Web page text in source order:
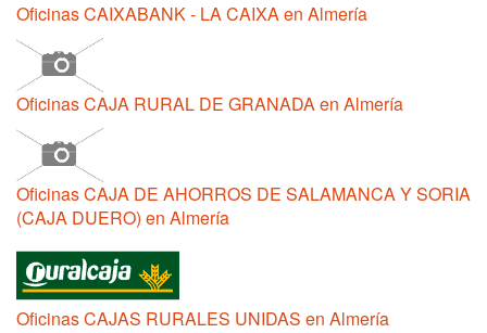
Oficinas CAIXABANK - LA CAIXA en Almería
Oficinas CAJA RURAL DE GRANADA en Almería
Oficinas CAJA DE AHORROS DE SALAMANCA Y SORIA
(CAJA DUERO) en Almería
Oficinas CAJAS RURALES UNIDAS en Almería